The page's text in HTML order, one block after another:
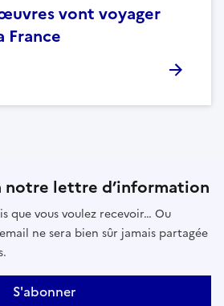
vont voyager
France
notre lettre d’information
que vous voulez recevoir… Ou
ne sera bien sûr jamais partagée
S'abonner